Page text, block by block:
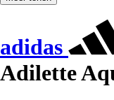
adidas
Adilette